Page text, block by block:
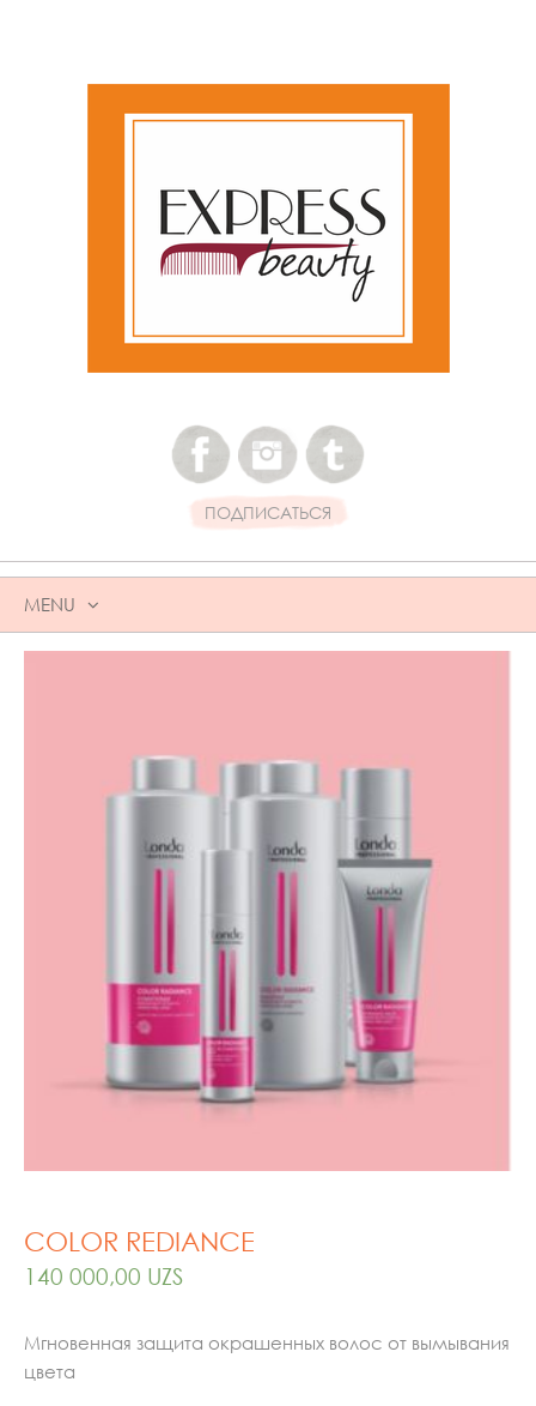
ПОДПИСАТЬСЯ
MENU
SKIP
COLOR REDIANCE
140 000,00 UZS
Мгновенная защита окрашенных волос от вымывания
цвета